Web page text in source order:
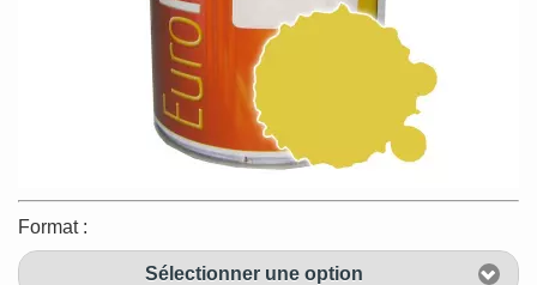
Format :
Sélectionner une option